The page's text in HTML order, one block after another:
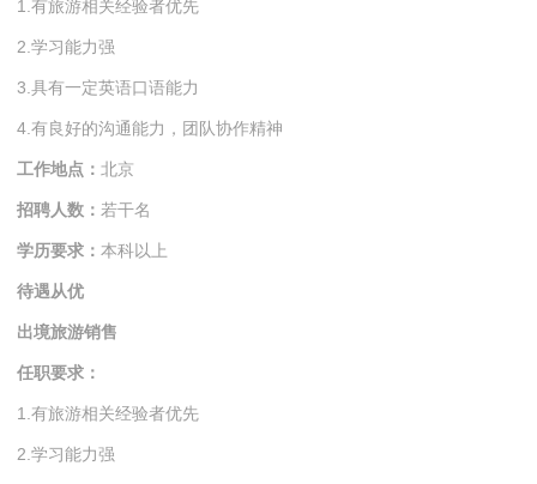
1.有旅游相关经验者优先
2.学习能力强
3.具有一定英语口语能力
4.有良好的沟通能力，团队协作精神
工作地点： 北京
招聘人数： 若干名
学历要求： 本科以上
待遇从优
出境旅游销售
任职要求：
1.有旅游相关经验者优先
2.学习能力强